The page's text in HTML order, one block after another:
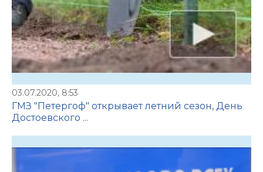
03.07.2020, 8:53
ГМЗ "Петергоф" открывает летний сезон, День
Достоевского ...